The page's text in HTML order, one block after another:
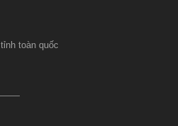
toàn quốc